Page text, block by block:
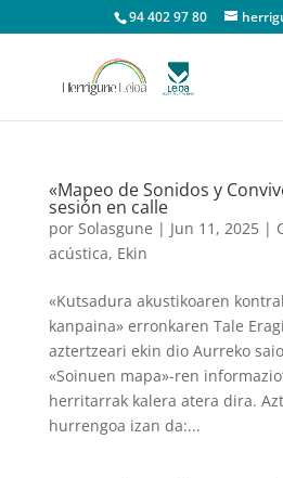
94 402 97 80
«Mapeo de Sonidos y
sesión en calle
por Solasgune | Jun 11, 2025|
acústica, Ekin
«Kutsadura akustikoaren
kanpaina» erronkaren Tale
aztertzeari ekin dio Aurreko
«Soinuen mapa»-ren
herritarrak kalera atera dira.
hurrengoa izan da:...